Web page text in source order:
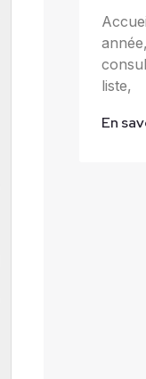
liste,
En